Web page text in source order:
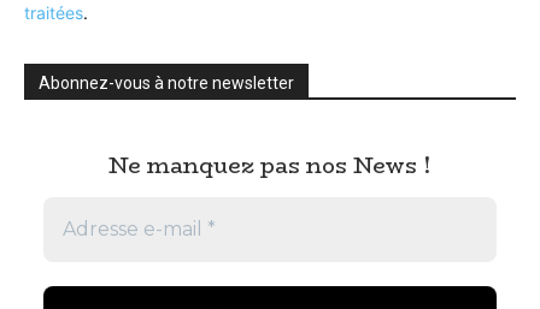
traitées.
Abonnez-vous à notre newsletter
Ne manquez pas nos News !